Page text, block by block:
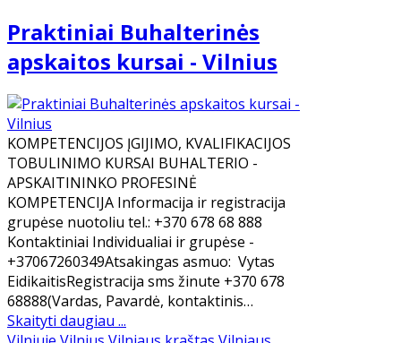
Praktiniai Buhalterinės
apskaitos kursai - Vilnius
KOMPETENCIJOS ĮGIJIMO, KVALIFIKACIJOS
TOBULINIMO KURSAI BUHALTERIO -
APSKAITININKO PROFESINĖ
KOMPETENCIJA Informacija ir registracija
grupėse nuotoliu tel.: +370 678 68 888
Kontaktiniai Individualiai ir grupėse -
+37067260349Atsakingas asmuo: Vytas
EidikaitisRegistracija sms žinute +370 678
68888(Vardas, Pavardė, kontaktinis…
Skaityti daugiau ...